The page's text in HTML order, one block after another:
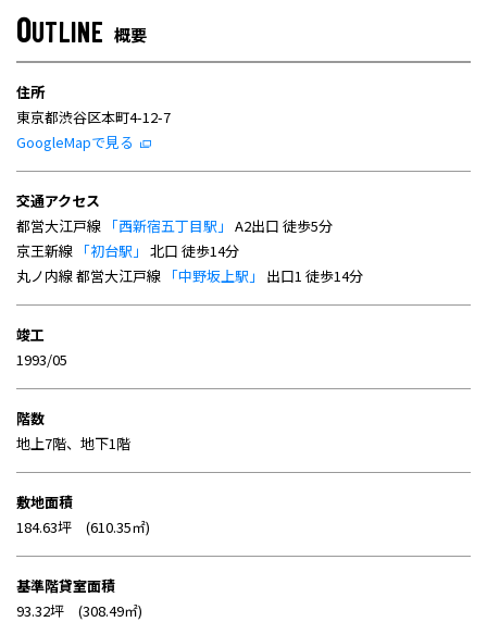
OUTLINE 概要
住所
東京都渋谷区本町4-12-7
GoogleMapで見る
交通アクセス
都営大江戸線 「西新宿五丁目駅」 A2出口 徒歩5分
京王新線 「初台駅」 北口 徒歩14分
丸ノ内線 都営大江戸線 「中野坂上駅」 出口1 徒歩14分
竣工
1993/05
階数
地上7階、地下1階
敷地面積
184.63坪 (610.35㎡)
基準階貸室面積
93.32坪 (308.49㎡)